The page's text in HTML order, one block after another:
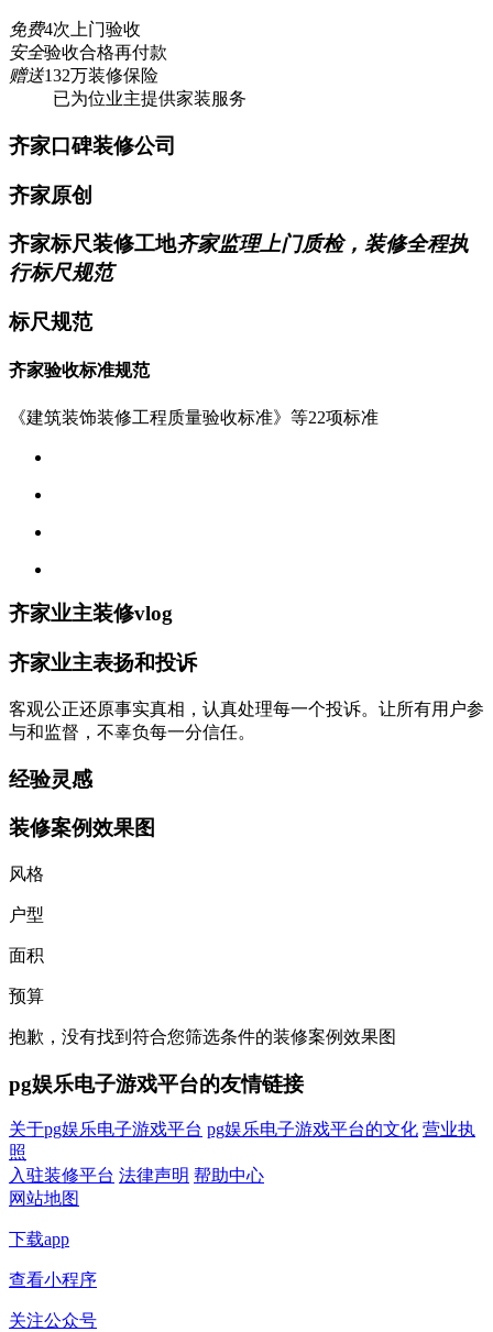
免费4次上门验收
安全验收合格再付款
赠送132万装修保险
已为位业主提供家装服务
齐家口碑装修公司
齐家原创
齐家标尺装修工地齐家监理上门质检，装修全程执
行标尺规范
标尺规范
齐家验收标准规范
《建筑装饰装修工程质量验收标准》等22项标准
齐家业主装修vlog
齐家业主表扬和投诉
客观公正还原事实真相，认真处理每一个投诉。让所有用户参
与和监督，不辜负每一分信任。
经验灵感
装修案例效果图
风格
户型
面积
预算
抱歉，没有找到符合您筛选条件的装修案例效果图
pg娱乐电子游戏平台的友情链接
关于pg娱乐电子游戏平台 pg娱乐电子游戏平台的文化 营业执
照
入驻装修平台 法律声明 帮助中心
网站地图
下载app
查看小程序
关注公众号